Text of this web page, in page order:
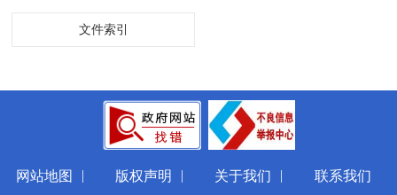
文件索引
网站地图 | 版权声明 | 关于我们 | 联系我们